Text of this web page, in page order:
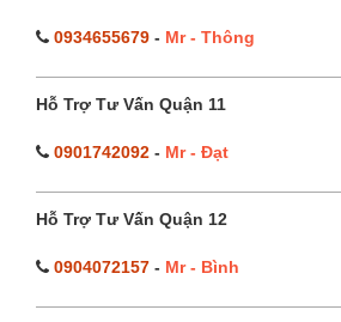
0934655679 - Mr - Thông
Hỗ Trợ Tư Vấn Quận 11
0901742092 - Mr - Đạt
Hỗ Trợ Tư Vấn Quận 12
0904072157 - Mr - Bình